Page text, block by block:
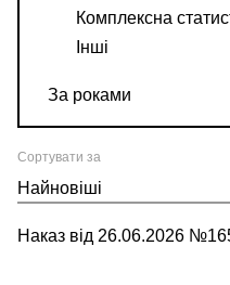
Комплексна
Інші
За роками
Сортувати за
Найновіші
Наказ від 26.06.2026